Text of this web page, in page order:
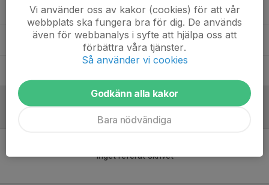
Peter LindgrenAss. tränare / Videoanalys
Rasmus KindstrandMålvaktstränare
Inget referat skrivet
Vi använder oss av kakor (cookies) för att vår
webbplats ska fungera bra för dig. De används
även för webbanalys i syfte att hjälpa oss att
förbättra våra tjänster.
Så använder vi cookies
Godkänn alla kakor
Bara nödvändiga